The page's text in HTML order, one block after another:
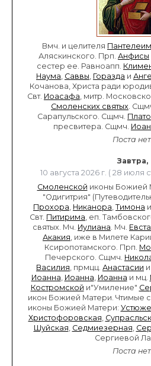
Вмч. и целителя
Аляскинского. Прп. Анфисы
сестер ее. Равноапп.
Наума Саввы Горазда и
Кочанова, Христа ради
Свт. Иоасафа , митр.
Смоленских святых .
Сарапульского. Сщмч.
пресвитера. Сщмч.
Поста нет.
Завтра,
10 августа 2026 г. ( 28 июля
Смоленской иконы Божией
"Одигитрия"
Прохора Никанора Тимона и
Свт. Питирима , еп.
святых. Мч. Иулиана . Мч.
Акакия , иже в Милете
Ксиропотамского. Прп.
Печерского. Сщмч.
Василия , прмцц. Анастасии и
Иоанна Иоанна Иоанна и мц.
Костромской и"Умиление"
икон Божией Матери. Чтимые
иконы Божией Матери:
Христофоровская
Шуйская Седмиезерная
Сергиевой
Поста нет.